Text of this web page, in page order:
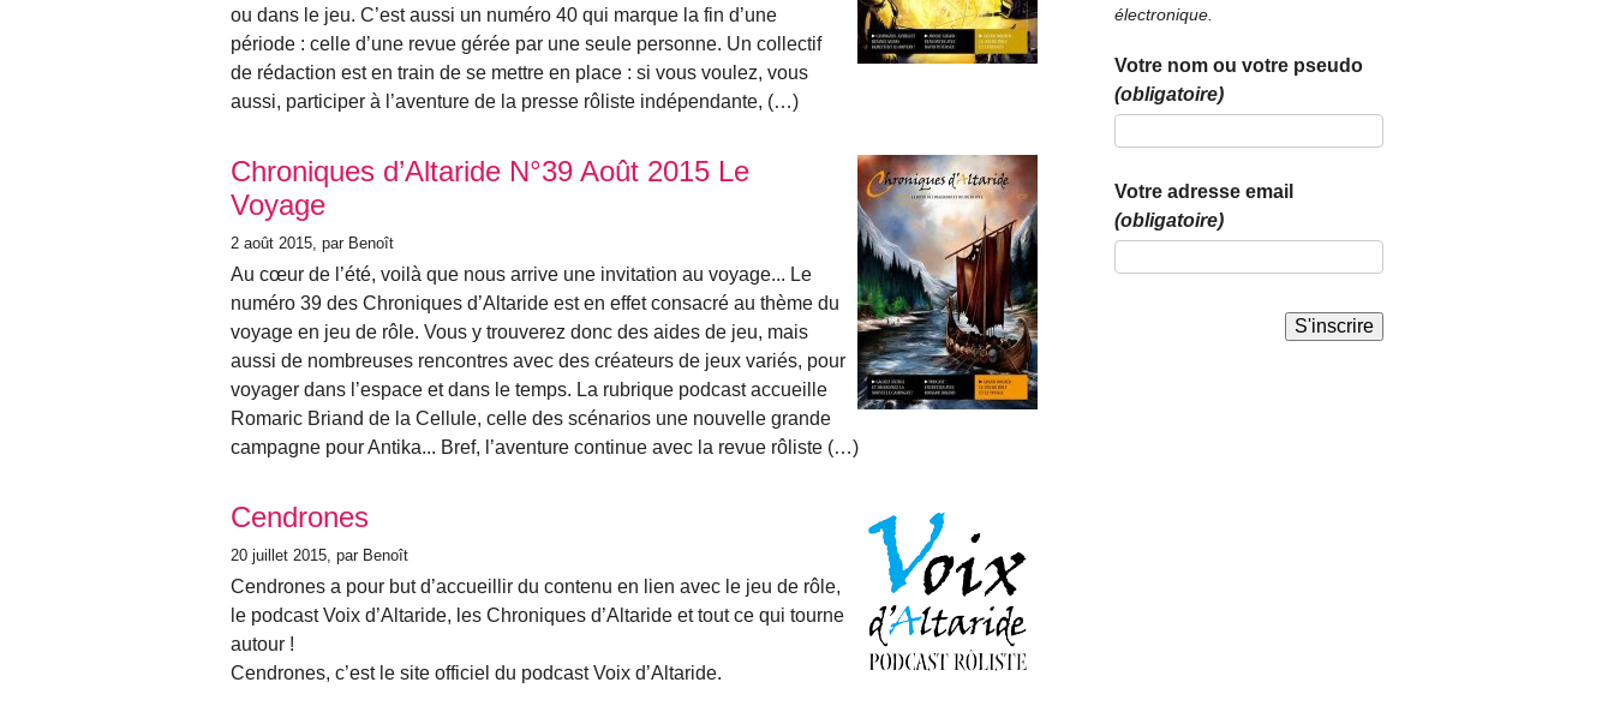
ou dans le jeu. C’est aussi un numéro 40 qui marque la fin d’une
période : celle d’une revue gérée par une seule personne. Un collectif
de rédaction est en train de se mettre en place : si vous voulez, vous
aussi, participer à l’aventure de la presse rôliste indépendante, (…)
Chroniques d’Altaride N°39 Août 2015 Le
Voyage
2 août 2015 , par Benoît
Au cœur de l’été, voilà que nous arrive une invitation au voyage... Le
numéro 39 des Chroniques d’Altaride est en effet consacré au thème du
voyage en jeu de rôle. Vous y trouverez donc des aides de jeu, mais
aussi de nombreuses rencontres avec des créateurs de jeux variés, pour
voyager dans l’espace et dans le temps. La rubrique podcast accueille
Romaric Briand de la Cellule, celle des scénarios une nouvelle grande
campagne pour Antika... Bref, l’aventure continue avec la revue rôliste (…)
Cendrones
20 juillet 2015 , par Benoît
Cendrones a pour but d’accueillir du contenu en lien avec le jeu de rôle,
le podcast Voix d’Altaride, les Chroniques d’Altaride et tout ce qui tourne
autour !
Cendrones, c’est le site officiel du podcast Voix d’Altaride.
électronique.
Votre nom ou votre pseudo
(obligatoire)
Votre adresse email
(obligatoire)